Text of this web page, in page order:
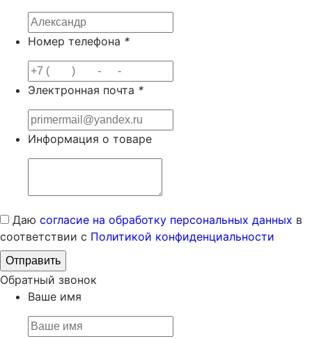
Номер телефона *
Электронная почта *
Информация о товаре
Даю согласие на обработку персональных данных в
соответствии с Политикой конфиденциальности
Обратный звонок
Ваше имя